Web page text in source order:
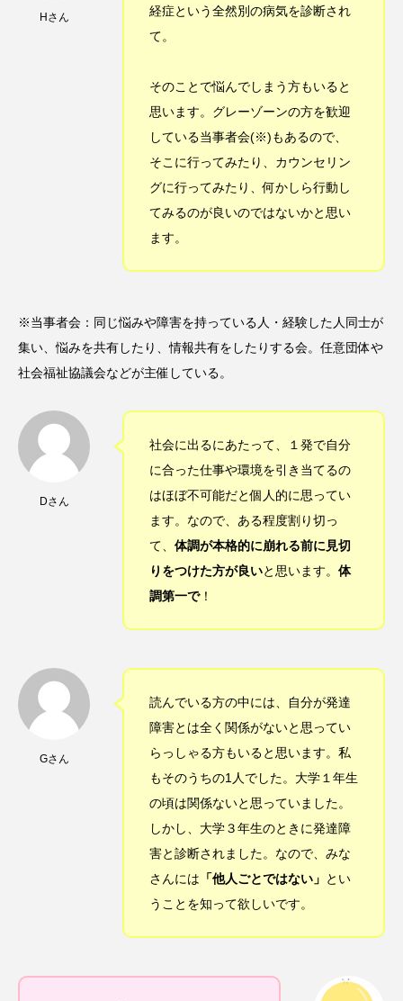
Hさん
経症という全然別の病気を診断され
て。
そのことで悩んでしまう方もいると
思います。グレーゾーンの方を歓迎
している当事者会(※)もあるので、
そこに行ってみたり、カウンセリン
グに行ってみたり、何かしら行動し
てみるのが良いのではないかと思い
ます。
※当事者会：同じ悩みや障害を持っている人・経験した人同士が
集い、悩みを共有したり、情報共有をしたりする会。任意団体や
社会福祉協議会などが主催している。
Dさん
社会に出るにあたって、１発で自分
に合った仕事や環境を引き当てるの
はほぼ不可能だと個人的に思ってい
ます。なので、ある程度割り切っ
て、 体調が本格的に崩れる前に見切
りをつけた方が良いと思います。 体
調第一で！
Gさん
読んでいる方の中には、自分が発達
障害とは全く関係がないと思ってい
らっしゃる方もいると思います。私
もそのうちの1人でした。大学１年生
の頃は関係ないと思っていました。
しかし、大学３年生のときに発達障
害と診断されました。なので、みな
さんには 「他人ごとではない」 とい
うことを知って欲しいです。